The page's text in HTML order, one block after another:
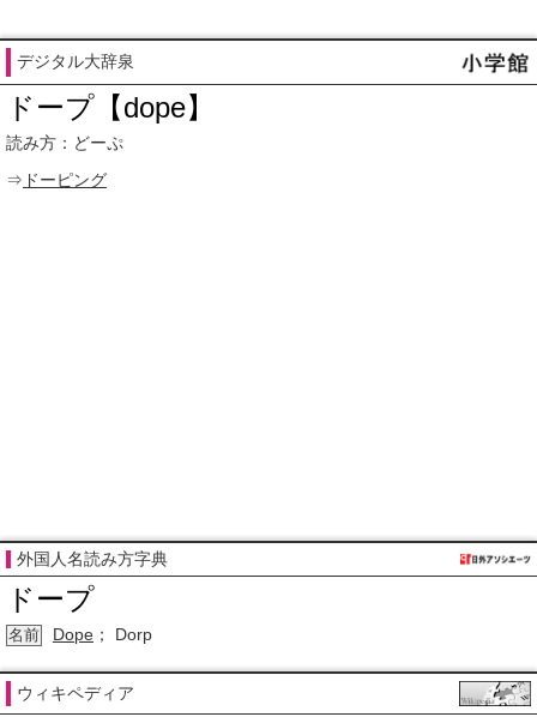
デジタル大辞泉
ドープ【dope】
読み方：どーぷ
⇒ ドーピング
外国人名読み方字典
ドープ
名前 Dope ； Dorp
ウィキペディア